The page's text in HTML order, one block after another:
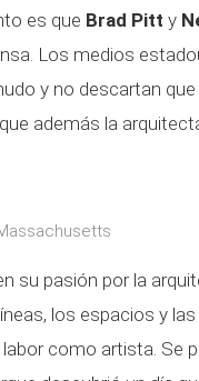
es que Brad Pitt y
Los medios
y no descartan
además la
su pasión por la
los espacios y
como artista. Se